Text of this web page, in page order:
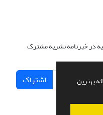
بهترین
در خبرنامه نشریه مشترک
اشتراک